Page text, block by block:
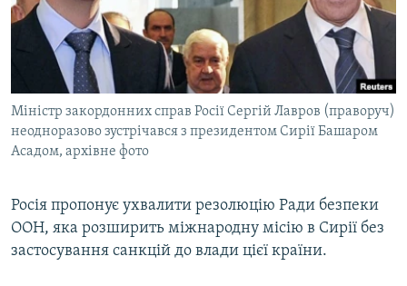
СПЕЦПРОЄКТИ
ПОДКАСТИ
КРИМ РЕАЛІЇ
РУС
УКР
КТАТ
Міністр закордонних справ Росії Сергій Лавров (праворуч)
неодноразово зустрічався з президентом Сирії Башаром
Асадом, архівне фото
Росія пропонує ухвалити резолюцію Ради безпеки
ООН, яка розширить міжнародну місію в Сирії без
застосування санкцій до влади цієї країни.